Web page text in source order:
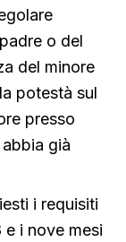
o del
del minore
potestà sul
presso
già
i requisiti
i nove mesi